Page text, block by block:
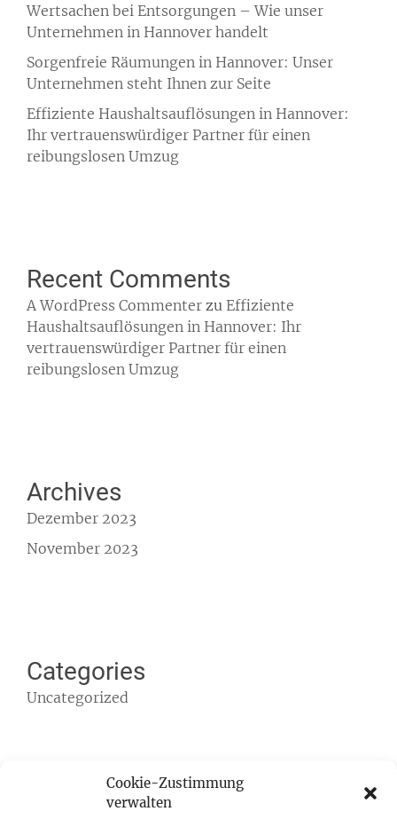
Cookie-Zustimmung
verwalten
Wertsachen bei Entsorgungen – Wie unser
Unternehmen in Hannover handelt
Sorgenfreie Räumungen in Hannover: Unser
Unternehmen steht Ihnen zur Seite
Effiziente Haushaltsauflösungen in Hannover:
Ihr vertrauenswürdiger Partner für einen
reibungslosen Umzug
Recent Comments
A WordPress Commenter zu Effiziente
Haushaltsauflösungen in Hannover: Ihr
vertrauenswürdiger Partner für einen
reibungslosen Umzug
Archives
Dezember 2023
November 2023
Categories
Uncategorized